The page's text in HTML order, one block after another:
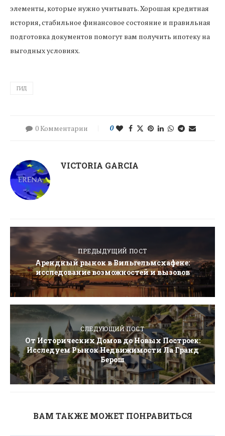
элементы, которые нужно учитывать. Хорошая кредитная
история, стабильное финансовое состояние и правильная
подготовка документов помогут вам получить ипотеку на
выгодных условиях.
ГИД
0 Комментарии 0
VICTORIA GARCIA
ПРЕДЫДУЩИЙ ПОСТ
Арендный рынок в Вильгельмсхафене:
исследование возможностей и вызовов
СЛЕДУЮЩИЙ ПОСТ
От Исторических Домов до Новых Построек:
Исследуем Рынок Недвижимости Ла Гранд
Берош
ВАМ ТАКЖЕ МОЖЕТ ПОНРАВИТЬСЯ